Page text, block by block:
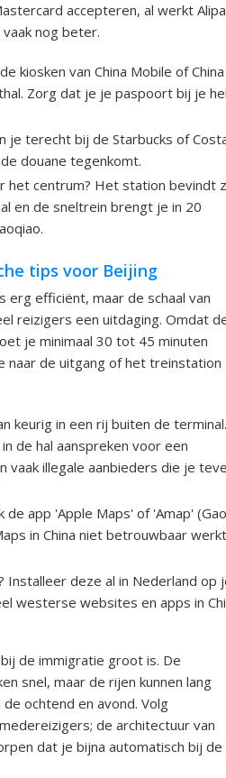
accepteren, al werkt
vaak nog beter.
kiosken van China Mobile of China
Zorg dat je je paspoort bij je
je terecht bij de Starbucks of
douane tegenkomt.
het centrum? Het station bevindt
en de sneltrein brengt je in 20
tips voor Beijing
erg efficiënt, maar de schaal van
reizigers een uitdaging. Omdat
je minimaal 30 tot 45 minuten
naar de uitgang of het treinstation
keurig in een rij buiten de
de hal aanspreken voor een
vaak illegale aanbieders die je
app 'Apple Maps' of 'Amap'
in China niet betrouwbaar
Installeer deze al in Nederland op
westerse websites en apps in
de immigratie groot is. De
snel, maar de rijen kunnen lang
ochtend en avond. Volg
de architectuur van
dat je bijna automatisch bij de